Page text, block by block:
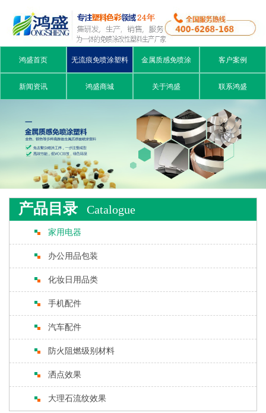
鸿盛首页 无流痕免喷涂塑料 金属质感免喷涂 客户案例
新闻资讯 鸿盛商城 关于鸿盛 联系鸿盛
产品目录 Catalogue
家用电器
办公用品包装
化妆日用品类
手机配件
汽车配件
防火阻燃级别材料
洒点效果
大理石流纹效果